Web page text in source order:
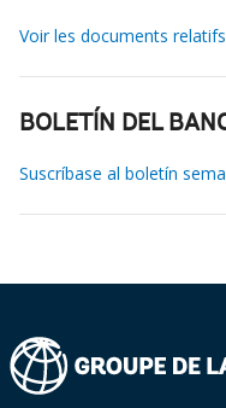
Voir les documents
BOLETÍN DEL
Suscríbase al boletín